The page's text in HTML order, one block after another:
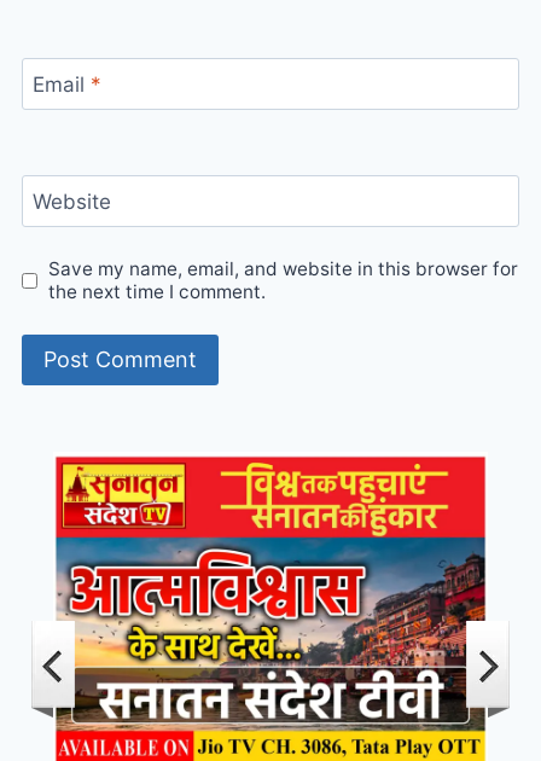
Email *
Website
Save my name, email, and website in this browser for
the next time I comment.